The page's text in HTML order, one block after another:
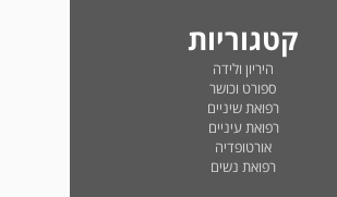
קטגוריות
היריון ולידה
ספורט וכושר
רפואת שיניים
רפואת עיניים
אורטופדיה
רפואת נשים